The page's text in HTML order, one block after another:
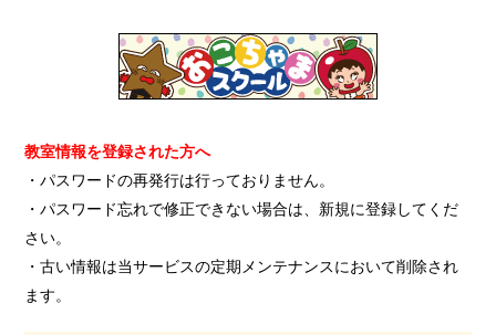
教室情報を登録された方へ
・パスワードの再発行は行っておりません。
・パスワード忘れで修正できない場合は、新規に登録してくだ
さい。
・古い情報は当サービスの定期メンテナンスにおいて削除され
ます。